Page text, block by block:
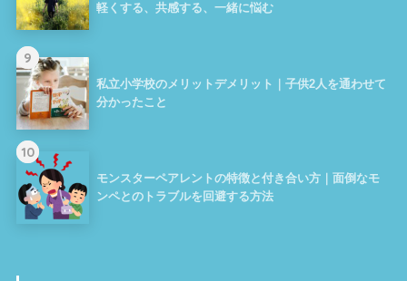
軽くする、共感する、一緒に悩む
9
私立小学校のメリットデメリット｜子供2人を通わせて
分かったこと
10
モンスターペアレントの特徴と付き合い方｜面倒なモ
ンペとのトラブルを回避する方法